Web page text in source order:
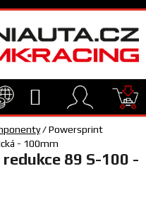
Hledat
/Powersprint
- 100mm
89 S-100 -